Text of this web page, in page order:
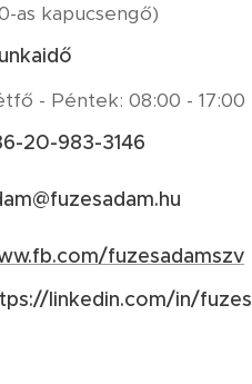
as kapucsengő)
- Péntek: 08:00 - 17:00
20-983-3146
fuzesadamszv
linkedin.com/in/fuzes